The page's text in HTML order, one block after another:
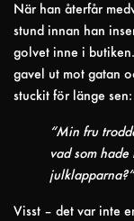
När han återfår
stund innan han
golvet inne i
gavel ut mot gatan
stuckit för länge sen:
“Min fru
vad som
julklapparna?”
Visst – det var inte